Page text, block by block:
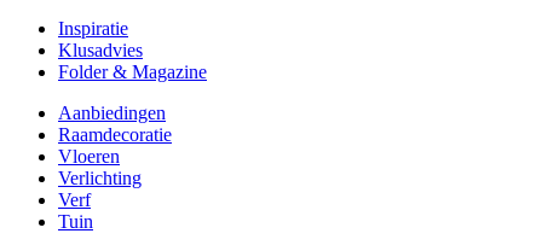
Inspiratie
Klusadvies
Folder & Magazine
Aanbiedingen
Raamdecoratie
Vloeren
Verlichting
Verf
Tuin